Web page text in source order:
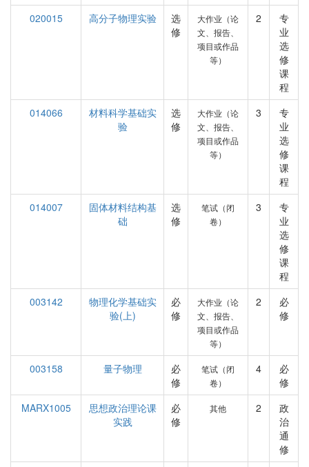
020015
高分子物理实验
选
修
大作业（论
文、报告、
项目或作品
等）
2
专
业
选
修
课
程
014066
材料科学基础实
验
选
修
大作业（论
文、报告、
项目或作品
等）
3
专
业
选
修
课
程
014007
固体材料结构基
础
选
修
笔试（闭
卷）
3
专
业
选
修
课
程
003142
物理化学基础实
验(上)
必
修
大作业（论
文、报告、
项目或作品
等）
2
必
修
003158 量子物理
必
修
笔试（闭
卷）
4
必
修
MARX1005
思想政治理论课
实践
必
修
其他 2
政
治
通
修